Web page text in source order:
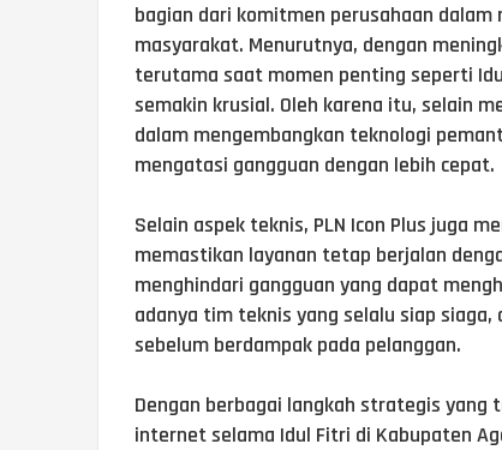
bagian dari komitmen perusahaan
masyarakat. Menurutnya, dengan
terutama saat momen penting seperti
semakin krusial. Oleh karena itu, selain
dalam mengembangkan teknologi
mengatasi gangguan dengan lebih cepat.
Selain aspek teknis, PLN Icon Plus juga
memastikan layanan tetap berjalan
menghindari gangguan yang dapat
adanya tim teknis yang selalu siap
sebelum berdampak pada pelanggan.
Dengan berbagai langkah strategis yang
internet selama Idul Fitri di Kabupaten